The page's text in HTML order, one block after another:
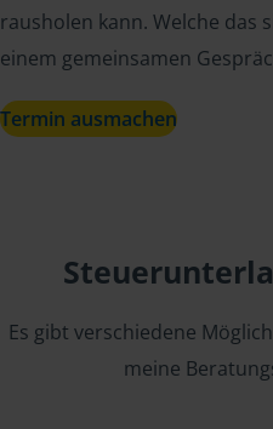
rausholen kann. Welche das
einem gemeinsamen
Termin ausmachen
Es gibt verschiedene
meine